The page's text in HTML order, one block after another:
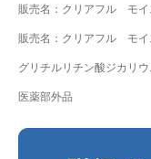
販売名：クリアフル モ
販売名：クリアフル モ
グリチルリチン酸ジカリ
医薬部外品